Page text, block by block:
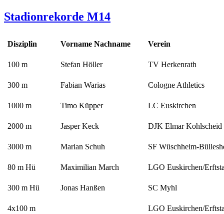
Stadionrekorde M14
Disziplin Vorname Nachname Verein
100 m Stefan Höller TV Herkenrath
300 m Fabian Warias Cologne Athletics
1000 m Timo Küpper LC Euskirchen
2000 m Jasper Keck DJK Elmar Kohlscheid
3000 m Marian Schuh SF Wüschheim-
80 m Hü Maximilian March LGO Euskirchen/
300 m Hü Jonas Hanßen SC Myhl
4x100 m LGO Euskirchen/